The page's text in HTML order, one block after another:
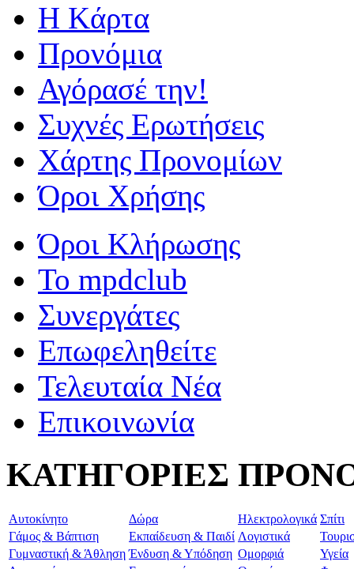
Η Kάρτα
Προνόμια
Αγόρασέ την!
Συχνές Ερωτήσεις
Χάρτης Προνομίων
Όροι Χρήσης
Όροι Κλήρωσης
To mpdclub
Συνεργάτες
Επωφεληθείτε
Τελευταία Νέα
Επικοινωνία
ΚΑΤΗΓΟΡΙΕΣ
Aυτοκίνητο Δώρα Ηλεκτρολογικά Σπίτι
Γάμος & Βάπτιση
Εκπαίδευση & Παιδί Λογιστικά
Γυμναστική & Άθληση Ένδυση & Υπόδηση Ομορφιά
Υγεία